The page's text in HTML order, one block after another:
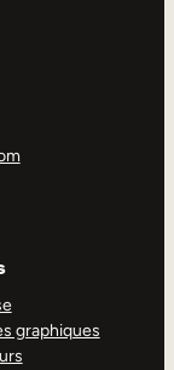
graphiques